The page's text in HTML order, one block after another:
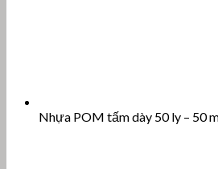
Nhựa POM tấm dày 50 ly – 50